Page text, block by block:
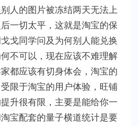
人的图片被冻结两天无法上
一切太平，这就是淘宝的保
戈同学问及为何别人能兑换
不可以，现在应该不难理解
都应该有切身体会，淘宝的
限于淘宝的用户体验，旺铺
升很有限，主要是能给你一
宝配套的量子横道统计是要